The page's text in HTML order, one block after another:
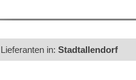
in: Stadtallendorf